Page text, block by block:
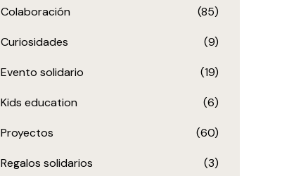
Colaboración (85)
Curiosidades (9)
Evento solidario (19)
Kids education (6)
Proyectos (60)
Regalos solidarios (3)